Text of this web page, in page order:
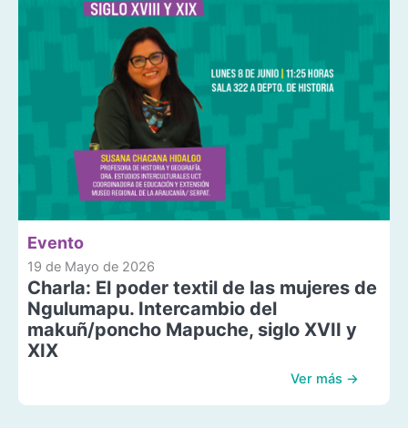
Evento
19 de Mayo de 2026
Charla: El poder textil de las mujeres de
Ngulumapu. Intercambio del
makuñ/poncho Mapuche, siglo XVII y
XIX
Ver más →